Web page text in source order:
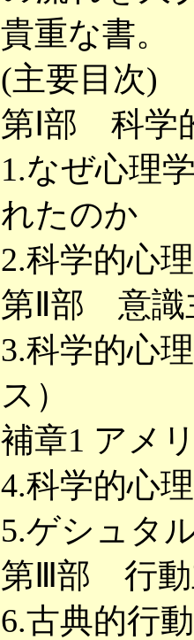
貴重な書。
(主要目次)
第Ⅰ部 科学
1.なぜ心理
れたのか
2.科学的心
第Ⅱ部 意識
3.科学的心
ス）
補章1 アメ
4.科学的心
5.ゲシュタ
第Ⅲ部 行動
6.古典的行